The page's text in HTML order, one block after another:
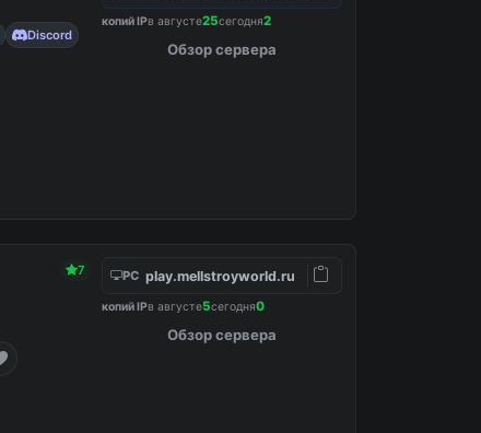
Discord
копий IPв августе25сегодня2
Обзор сервера
7 PC play.mellstroyworld.ru
копий IPв августе5сегодня0
Обзор сервера